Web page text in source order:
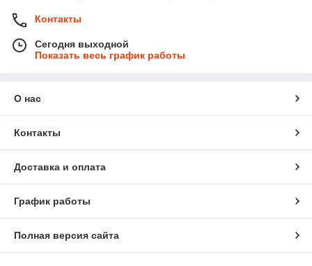
Контакты
Сегодня выходной
Показать весь график работы
О нас
Контакты
Доставка и оплата
График работы
Полная версия сайта